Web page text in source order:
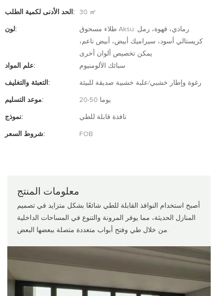
الحد الأدنى لكمية الطلب: 30 ㎡
لون:
طلاء مسحوق Aksu: رمادي، قهوة، رمل
كريستالي أسود، سيراميك أبيض، أبيض ناعم،
يمكن تخصيص ألوان أخرى
علم المواد:
سبائك الألومنيوم
التعبئة والتغليف: رغوة وإطار خشبي/علبة خشبية صديقة للبيئة
موعد التسليم: 20-50 يوما
نموذج: نافذة قابلة للطي
شروط السعر: FOB
معلومات المنتج
أصبح استخدام النوافذ القابلة للطي شائعًا بشكل متزايد في تصميم
المنازل الحديثة، مما يوفر المرونة والتنوع في المساحات الداخلية
من خلال طي وفتح أبواب متعددة متصلة ببعضها البعض.